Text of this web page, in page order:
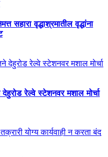
सहारा वृद्धाश्रमातील वृद्धांना
रेल्वे स्टेशनवर मशाल मोर्चा